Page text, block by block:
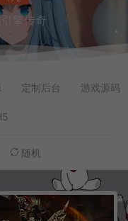
擎传奇
定制后台 游戏源码
随机